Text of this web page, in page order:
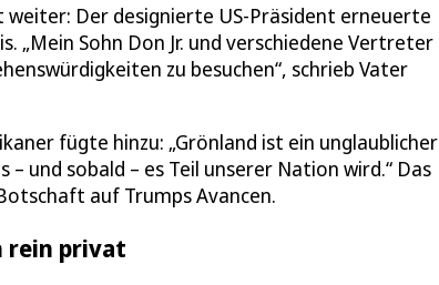
weiter: Der designierte US-Präsident erneuerte
„Mein Sohn Don Jr. und verschiedene Vertreter
zu besuchen“, schrieb Vater
fügte hinzu: „Grönland ist ein unglaublicher
und sobald – es Teil unserer Nation wird.“ Das
auf Trumps Avancen.
rein privat